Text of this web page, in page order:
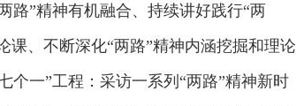
路”精神有机融合、持续讲好践行“两
课、不断深化“两路”精神内涵挖掘和理论
个一”工程：采访一系列“两路”精神新时